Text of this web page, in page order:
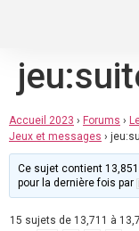
Accueil 2023 › Forums ›
Jeux et messages ›
Ce sujet contient
pour la dernière fois par
15 sujets de 13,711 à